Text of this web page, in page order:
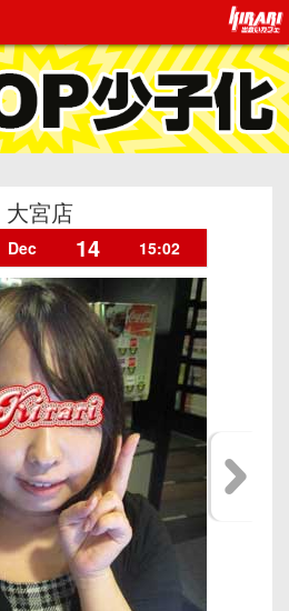
大宮店
Dec 14 15:02